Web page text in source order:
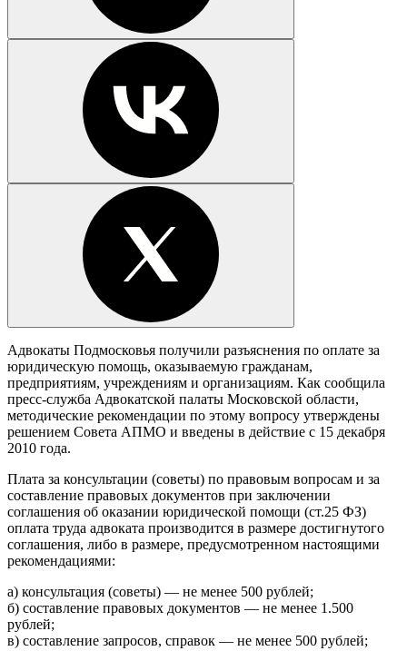
Адвокаты Подмосковья получили разъяснения по оплате за
юридическую помощь, оказываемую гражданам,
предприятиям, учреждениям и организациям. Как сообщила
пресс-служба Адвокатской палаты Московской области,
методические рекомендации по этому вопросу утверждены
решением Совета АПМО и введены в действие с 15 декабря
2010 года.
Плата за консультации (советы) по правовым вопросам и за
составление правовых документов при заключении
соглашения об оказании юридической помощи (ст.25 ФЗ)
оплата труда адвоката производится в размере достигнутого
соглашения, либо в размере, предусмотренном настоящими
рекомендациями:
а) консультация (советы) — не менее 500 рублей;
б) составление правовых документов — не менее 1.500
рублей;
в) составление запросов, справок — не менее 500 рублей;